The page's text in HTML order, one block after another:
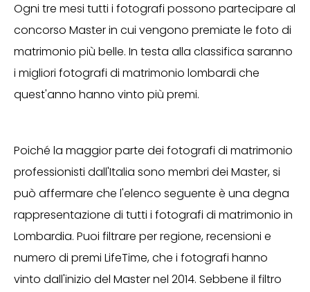
Ogni tre mesi tutti i fotografi possono partecipare al
concorso Master in cui vengono premiate le foto di
matrimonio più belle. In testa alla classifica saranno
i migliori fotografi di matrimonio lombardi che
quest'anno hanno vinto più premi.
Poiché la maggior parte dei fotografi di matrimonio
professionisti dall'Italia sono membri dei Master, si
può affermare che l'elenco seguente è una degna
rappresentazione di tutti i fotografi di matrimonio in
Lombardia. Puoi filtrare per regione, recensioni e
numero di premi LifeTime, che i fotografi hanno
vinto dall'inizio del Master nel 2014. Sebbene il filtro